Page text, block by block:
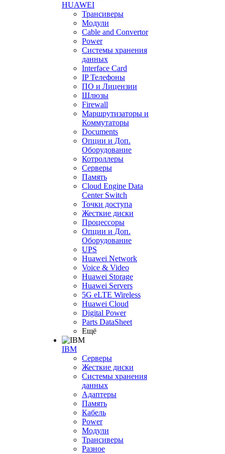
HUAWEI
Трансиверы
Модули
Cable and Convertor
Power
Системы хранения
данных
Interface Card
IP Телефоны
ПО и Лицензии
Шлюзы
Firewall
Маршрутизаторы и
Коммутаторы
Documents
Опции и Доп.
Оборудование
Котроллеры
Серверы
Память
Cloud Engine Data
Center Switch
Точки доступа
Жесткие диски
Процессоры
Опции и Доп.
Оборудование
UPS
Huawei Network
Voice & Video
Huawei Storage
Huawei Servers
5G eLTE Wireless
Huawei Cloud
Digital Power
Parts DataSheet
Ещё
IBM
Серверы
Жесткие диски
Системы хранения
данных
Адаптеры
Память
Кабель
Power
Модули
Трансиверы
Разное